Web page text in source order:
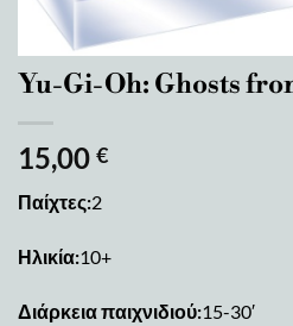
Yu-Gi-Oh: Ghosts
15,00 €
Παίχτες:2
Ηλικία:10+
Διάρκεια παιχνιδιού:15-30′